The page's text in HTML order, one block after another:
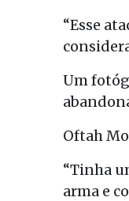
“Esse
Um
Oftah
“Tinha
arma e